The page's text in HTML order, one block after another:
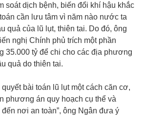
soát dịch bệnh, biến đổi khí hậu khắc
cần lưu tâm vì năm nào nước ta
quả của lũ lụt, thiên tai. Do đó, ông
nghị Chính phủ trích một phần
35.000 tỷ để chi cho các địa phương
quả do thiên tai.
quyết bài toán lũ lụt một cách căn cơ,
phương án quy hoạch cụ thể và
nơi an toàn”, ông Ngân đưa ý